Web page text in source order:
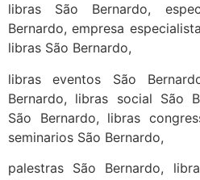
libras São Bernardo,
Bernardo, empresa
libras São Bernardo,
libras eventos São
Bernardo, libras social São
São Bernardo, libras
seminarios São Bernardo,
palestras São Bernardo,